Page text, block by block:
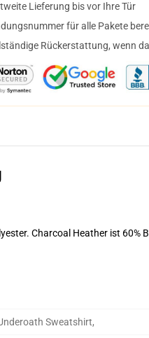
Lieferung bis vor Ihre Tür
für alle Pakete
Rückerstattung, wenn
Charcoal Heather ist 60%
Sweatshirt,